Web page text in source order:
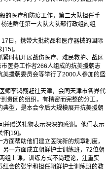
医疗和防疫工作，第二大队担任手
迪群任第一大队大队部行政组副组
日，携带大批药品和医疗器械的国际
。
时机开展战伤医疗、难民救护、战区
医务工作者266人组成的抗美援朝志
援朝委员会等举行了2000人参加的盛
李鸿翔赶往天津，会同天津市各界代
贵团的组织，有精密而完整的分工，
型，是本会今后大规模展开抗美援朝
赠送礼物表示深深的感谢。他们表示
[19]。
面帮助他们建立医院新的规章制度，
一方面成立朝鲜护士训练班，72位朝
组上课。训练方式不尚理论，注重实
红会的张宇和担任朝鲜护士训练班的教